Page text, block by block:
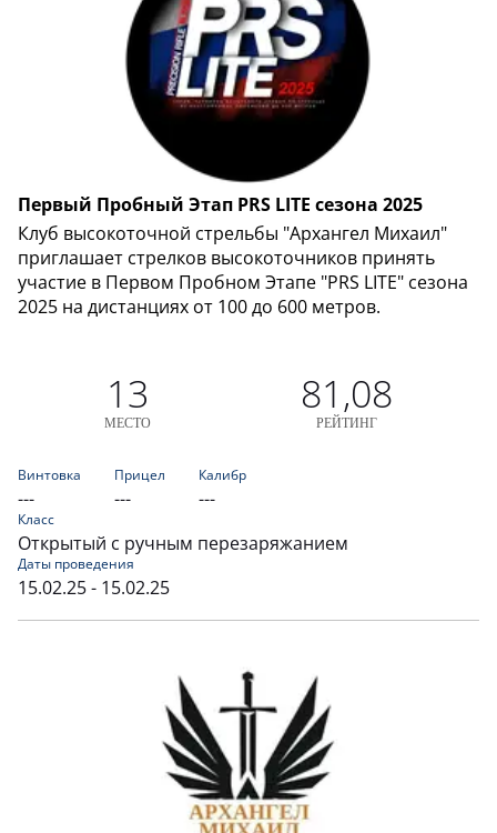
Первый Пробный Этап PRS LITE сезона 2025
Клуб высокоточной стрельбы "Архангел Михаил"
приглашает стрелков высокоточников принять
участие в Первом Пробном Этапе "PRS LITE" сезона
2025 на дистанциях от 100 до 600 метров.
13
МЕСТО
81,08
РЕЙТИНГ
Винтовка
---
Прицел
---
Калибр
---
Класс
Открытый с ручным перезаряжанием
Даты проведения
15.02.25 - 15.02.25